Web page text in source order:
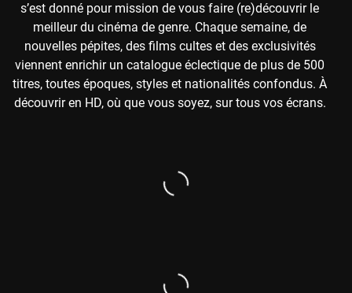
s’est donné pour mission de vous faire (re)découvrir le
meilleur du cinéma de genre. Chaque semaine, de
nouvelles pépites, des films cultes et des exclusivités
viennent enrichir un catalogue éclectique de plus de 500
titres, toutes époques, styles et nationalités confondus. À
découvrir en HD, où que vous soyez, sur tous vos écrans.